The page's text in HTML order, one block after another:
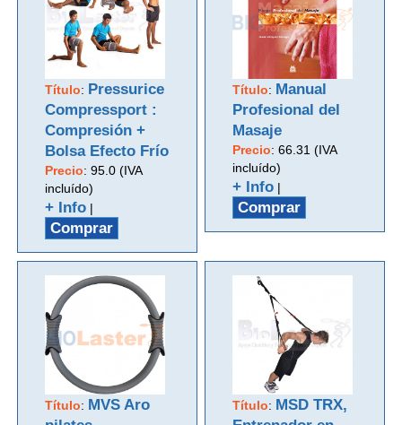
Título: Pressurice
Compressport :
Compresión +
Bolsa Efecto Frío
Precio:95.0 (IVA
incluído)
+ Info |
Comprar
Título: Manual
Profesional del
Masaje
Precio:66.31 (IVA
incluído)
+ Info |
Comprar
Título: MVS Aro
Título: MSD TRX,